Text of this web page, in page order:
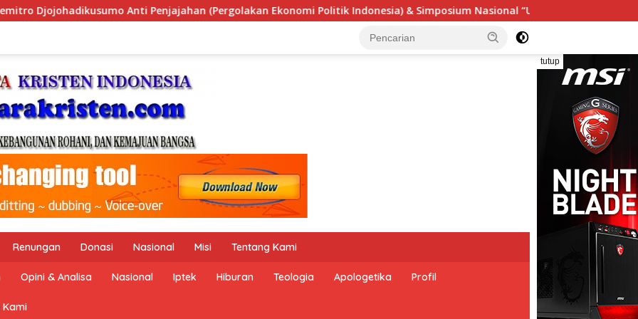
Ekonomi Politik Indonesia) & Simposium Nasional “Urgensi Undang-Undang Perekonomian Nasional dan
tutup
Renungan Donasi Nasional Misi Tentang Kami
Opini & Analisa Nasional Iptek Hiburan Teologia Apologetika Profil
Kami